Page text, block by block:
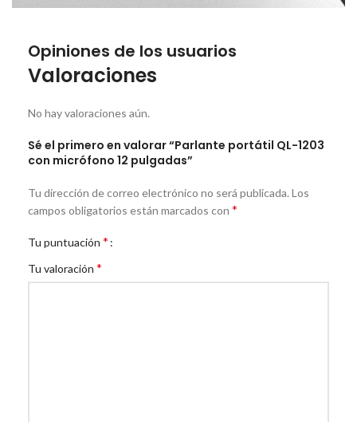
Opiniones de los usuarios
Valoraciones
No hay valoraciones aún.
Sé el primero en valorar “Parlante portátil QL-1203
con micrófono 12 pulgadas”
Tu dirección de correo electrónico no será publicada. Los
campos obligatorios están marcados con *
Tu puntuación *
Tu valoración *